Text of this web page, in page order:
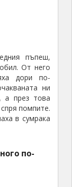
пъпеш,
От него
дори по-
ни
а през това
помпите.
в сумрака
по-